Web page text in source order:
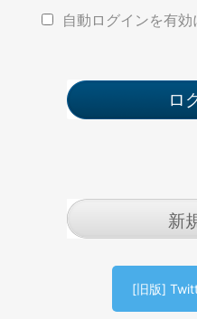
自動ログインを有効
新
[旧版]